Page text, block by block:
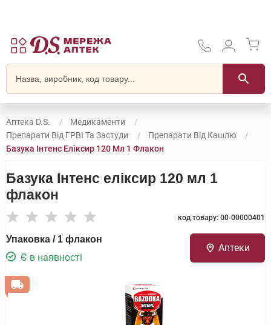
Аптека D.S.
Медикаменти
Препарати Від ГРВІ Та Застуди
Препарати Від Кашлю
Базука Інтенс Еліксир 120 Мл 1 Флакон
Базука Інтенс еліксир 120 мл 1
флакон
код товару: 00-00000401
Упаковка / 1 флакон
Є в наявності
Аптеки